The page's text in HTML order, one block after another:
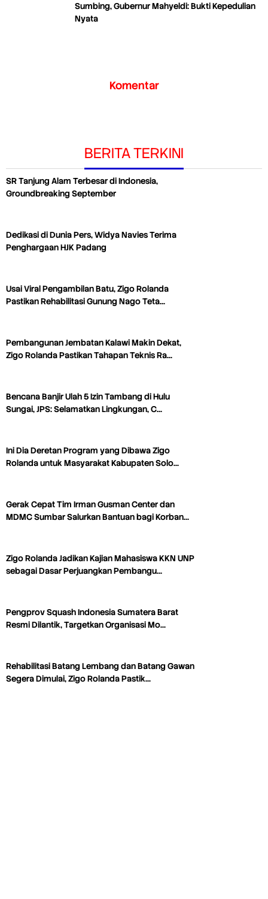
Sumbing, Gubernur Mahyeldi: Bukti Kepedulian
Nyata
Komentar
BERITA TERKINI
SR Tanjung Alam Terbesar di Indonesia,
Groundbreaking September
Dedikasi di Dunia Pers, Widya Navies Terima
Penghargaan HJK Padang
Usai Viral Pengambilan Batu, Zigo Rolanda
Pastikan Rehabilitasi Gunung Nago Teta…
Pembangunan Jembatan Kalawi Makin Dekat,
Zigo Rolanda Pastikan Tahapan Teknis Ra…
Bencana Banjir Ulah 5 Izin Tambang di Hulu
Sungai, JPS: Selamatkan Lingkungan, C…
Ini Dia Deretan Program yang Dibawa Zigo
Rolanda untuk Masyarakat Kabupaten Solo…
Gerak Cepat Tim Irman Gusman Center dan
MDMC Sumbar Salurkan Bantuan bagi Korban…
Zigo Rolanda Jadikan Kajian Mahasiswa KKN UNP
sebagai Dasar Perjuangkan Pembangu…
Pengprov Squash Indonesia Sumatera Barat
Resmi Dilantik, Targetkan Organisasi Mo…
Rehabilitasi Batang Lembang dan Batang Gawan
Segera Dimulai, Zigo Rolanda Pastik…